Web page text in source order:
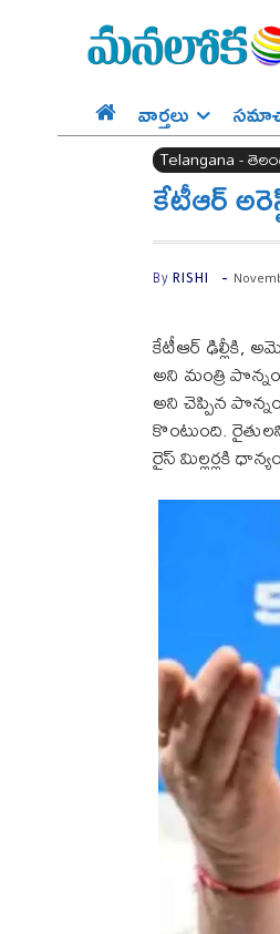
వార్తలు
Telangana -
కేటీఆర్
By RISHI -
కేటీఆర్ ఢిల్లీకి,
అని మంత్రి
అని చెప్పిన
‌కొంటుంది.
రైస్ మిల్లర్లకి